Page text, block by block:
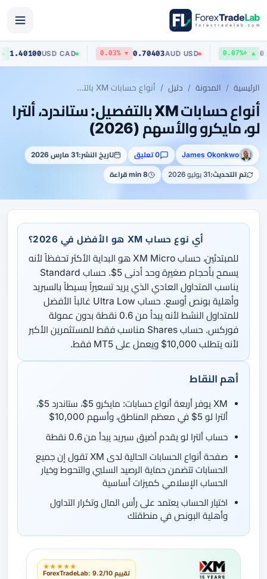
AUD
0.70403
▼ 0.03%
USD
1.40100
▲ +0.09%
الرئيسية المدونة دليل أنواع حسابات XM بالتفصيل: ستاندرد، ألترا لو، مايكرو والأسهم (2026)
أنواع حسابات XM بالتفصيل: ستاندرد، ألترا
لو، مايكرو والأسهم (2026)
James Okonkwo 0 تعليق تاريخ النشر:31 مارس 2026
تم التحديث:31 يوليو 2026 8 min قراءة
أي نوع حساب XM هو الأفضل في 2026؟
للمبتدئين، حساب XM Micro هو البداية الأكثر تحفظاً لأنه
يسمح بأحجام صغيرة وحد أدنى 5$. حساب Standard
يناسب المتداول العادي الذي يريد تسعيراً بسيطاً بالسبريد
وأهلية بونص أوسع. حساب Ultra Low غالباً الأفضل
للمتداول النشط لأنه يبدأ من 0.6 نقطة بدون عمولة
فوركس. حساب Shares مناسب فقط للمستثمرين الأكبر
لأنه يتطلب 10,000$ ويعمل على MT5 فقط.
أهم النقاط
XM يوفر أربعة أنواع حسابات: مايكرو 5$، ستاندرد 5$،
ألترا لو 5$ في معظم المناطق، وأسهم 10,000$
حساب ألترا لو يقدم أضيق سبريد يبدأ من 0.6 نقطة
صفحة أنواع الحسابات الحالية لدى XM تقول إن جميع
الحسابات تتضمن حماية الرصيد السلبي والتحوط وخيار
الحساب الإسلامي كميزات أساسية
اختيار الحساب يعتمد على رأس المال وتكرار التداول
وأهلية البونص في منطقتك
★★★★★
تقييم ForexTradeLab: 9.2/10